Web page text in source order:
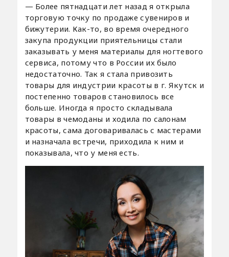
— Более пятнадцати лет назад я открыла
торговую точку по продаже сувениров и
бижутерии. Как-то, во время очередного
закупа продукции приятельницы стали
заказывать у меня материалы для ногтевого
сервиса, потому что в России их было
недостаточно. Так я стала привозить
товары для индустрии красоты в г. Якутск и
постепенно товаров становилось все
больше. Иногда я просто складывала
товары в чемоданы и ходила по салонам
красоты, сама договаривалась с мастерами
и назначала встречи, приходила к ним и
показывала, что у меня есть.